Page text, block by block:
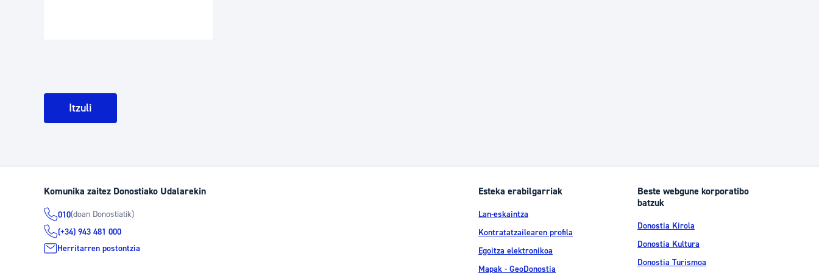
Itzuli
Komunika zaitez Donostiako Udalarekin
010(doan Donostiatik)
(+34) 943 481 000
Herritarren postontzia
Esteka erabilgarriak
Lan-eskaintza
Kontratatzailearen profila
Egoitza elektronikoa
Mapak - GeoDonostia
Beste webgune korporatibo
batzuk
Donostia Kirola
Donostia Kultura
Donostia Turismoa